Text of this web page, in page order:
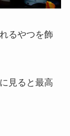
るやつを飾
見ると最高